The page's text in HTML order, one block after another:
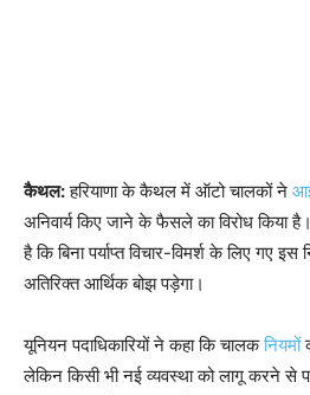
कैथल:हरियाणा के कैथल में ऑटो चालकों ने
अनिवार्य किए जाने के फैसले का विरोध किया
है कि बिना पर्याप्त विचार-विमर्श के लिए गए
अतिरिक्त आर्थिक बोझ पड़ेगा।
यूनियन पदाधिकारियों ने कहा कि चालकनियमों
लेकिन किसी भी नई व्यवस्था को लागू करने से